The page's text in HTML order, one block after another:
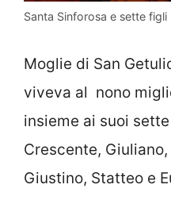
Santa Sinforosa e sette
Moglie di San
viveva al nono
insieme ai suoi
Crescente,
Giustino, Statteo e